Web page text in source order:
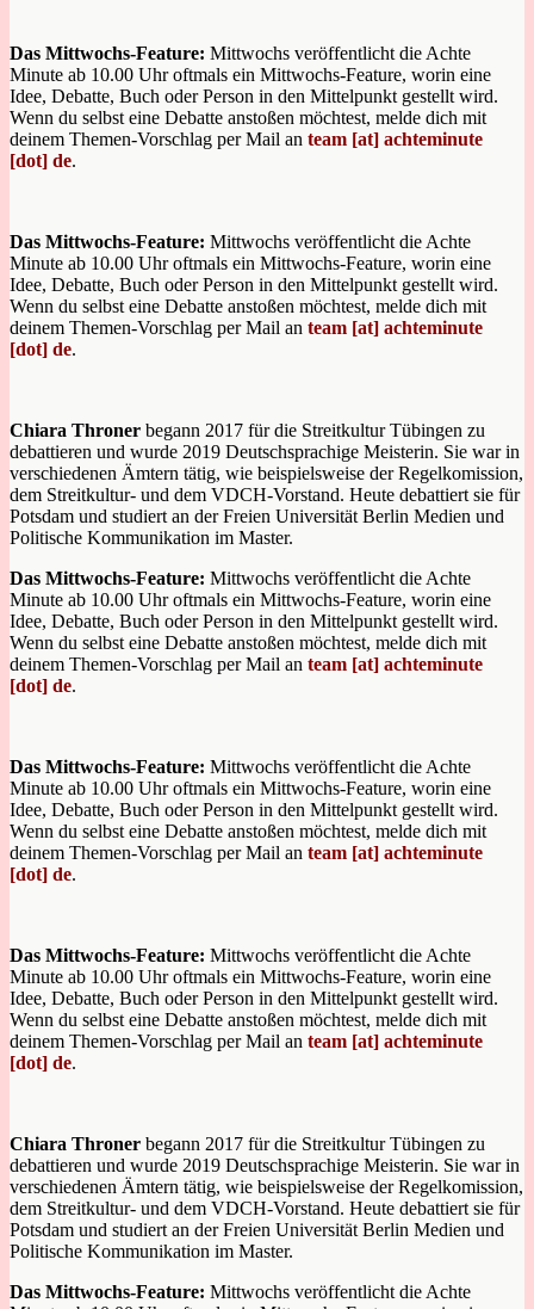
Das Mittwochs-Feature: Mittwochs veröffentlicht die Achte
Minute ab 10.00 Uhr oftmals ein Mittwochs-Feature, worin eine
Idee, Debatte, Buch oder Person in den Mittelpunkt gestellt wird.
Wenn du selbst eine Debatte anstoßen möchtest, melde dich mit
deinem Themen-Vorschlag per Mail an team [at] achteminute
[dot] de.
Das Mittwochs-Feature: Mittwochs veröffentlicht die Achte
Minute ab 10.00 Uhr oftmals ein Mittwochs-Feature, worin eine
Idee, Debatte, Buch oder Person in den Mittelpunkt gestellt wird.
Wenn du selbst eine Debatte anstoßen möchtest, melde dich mit
deinem Themen-Vorschlag per Mail an team [at] achteminute
[dot] de.
Chiara Throner begann 2017 für die Streitkultur Tübingen zu
debattieren und wurde 2019 Deutschsprachige Meisterin. Sie war in
verschiedenen Ämtern tätig, wie beispielsweise der Regelkomission,
dem Streitkultur- und dem VDCH-Vorstand. Heute debattiert sie für
Potsdam und studiert an der Freien Universität Berlin Medien und
Politische Kommunikation im Master.
Das Mittwochs-Feature: Mittwochs veröffentlicht die Achte
Minute ab 10.00 Uhr oftmals ein Mittwochs-Feature, worin eine
Idee, Debatte, Buch oder Person in den Mittelpunkt gestellt wird.
Wenn du selbst eine Debatte anstoßen möchtest, melde dich mit
deinem Themen-Vorschlag per Mail an team [at] achteminute
[dot] de.
Das Mittwochs-Feature: Mittwochs veröffentlicht die Achte
Minute ab 10.00 Uhr oftmals ein Mittwochs-Feature, worin eine
Idee, Debatte, Buch oder Person in den Mittelpunkt gestellt wird.
Wenn du selbst eine Debatte anstoßen möchtest, melde dich mit
deinem Themen-Vorschlag per Mail an team [at] achteminute
[dot] de.
Das Mittwochs-Feature: Mittwochs veröffentlicht die Achte
Minute ab 10.00 Uhr oftmals ein Mittwochs-Feature, worin eine
Idee, Debatte, Buch oder Person in den Mittelpunkt gestellt wird.
Wenn du selbst eine Debatte anstoßen möchtest, melde dich mit
deinem Themen-Vorschlag per Mail an team [at] achteminute
[dot] de.
Chiara Throner begann 2017 für die Streitkultur Tübingen zu
debattieren und wurde 2019 Deutschsprachige Meisterin. Sie war in
verschiedenen Ämtern tätig, wie beispielsweise der Regelkomission,
dem Streitkultur- und dem VDCH-Vorstand. Heute debattiert sie für
Potsdam und studiert an der Freien Universität Berlin Medien und
Politische Kommunikation im Master.
Das Mittwochs-Feature: Mittwochs veröffentlicht die Achte